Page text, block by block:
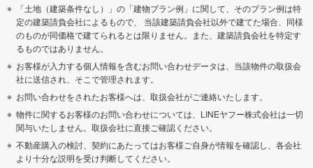
「土地（建築条件なし）」の「建物プラン例」に関して、そのプラン例は特
定の建築請負会社によるもので、 当該建築請負会社以外で建てた場合、同様
のものが同価格で建てられるとは限りません。また、建築請負会社を特定す
るものではありません。
お客様が入力する個人情報を含むお問い合わせデータは、当該物件の取扱会
社に送信され、そこで管理されます。
お問い合わせをされたお客様へは、取扱会社がご連絡いたします。
物件に関するお客様のお問い合わせについては、LINEヤフー株式会社は一切
関与いたしません。取扱会社に直接ご確認ください。
不動産購入の検討、契約にあたってはお客様ご自身が情報を確認し、各会社
より十分な説明を受け判断してください。